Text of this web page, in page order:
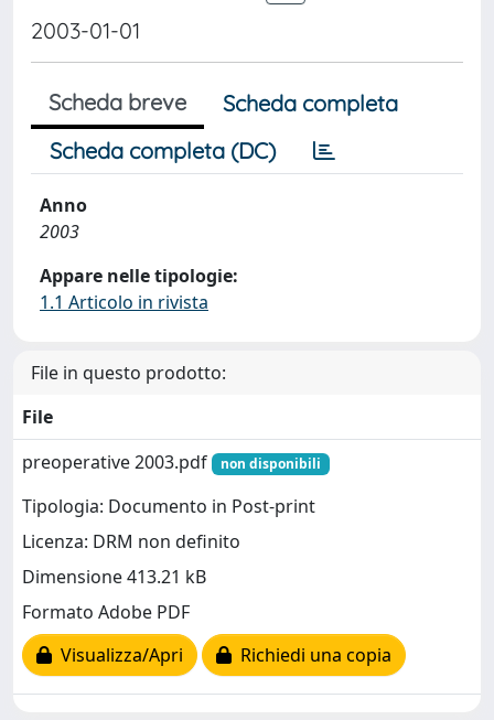
2003-01-01
Scheda breve
Scheda completa
Scheda completa (DC)
Anno
2003
Appare nelle tipologie:
1.1 Articolo in rivista
File in questo prodotto:
File
preoperative 2003.pdf
non disponibili
Tipologia: Documento in Post-print
Licenza: DRM non definito
Dimensione 413.21 kB
Formato Adobe PDF
Visualizza/Apri
Richiedi una copia